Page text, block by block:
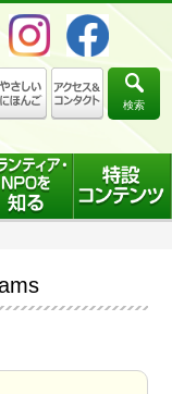
検索